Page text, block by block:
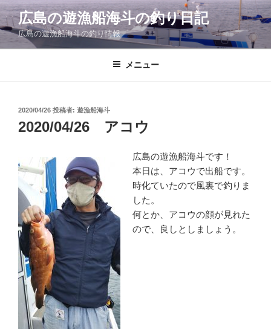
コ
ン
ン
広島の遊漁船海斗の釣り日記
広島の遊漁船海斗の釣り情報
メニュー
投
稿
日:
2020/04/26 投稿者: 遊漁船海斗
2020/04/26 アコウ
広島の遊漁船海斗です！
本日は、アコウで出船です。
時化ていたので風裏で釣りま
した。
何とか、アコウの顔が見れた
ので、良しとしましょう。